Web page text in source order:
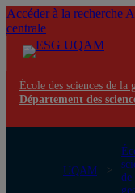
Accéder à la recherche
centrale
École des sciences de la
Département des
UQAM
de